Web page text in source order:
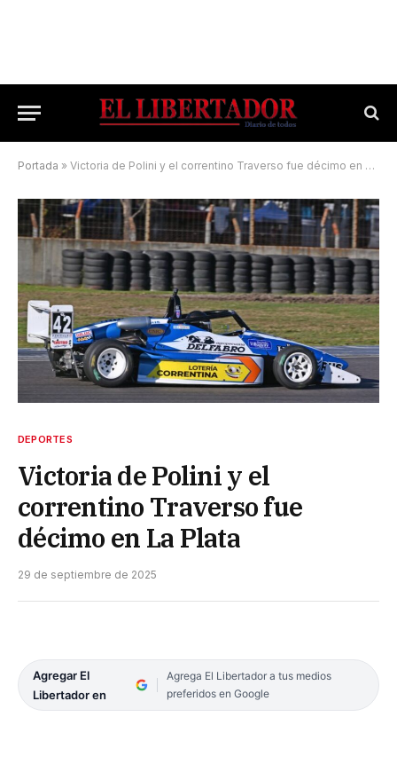
Portada » Victoria de Polini y el correntino Traverso fue décimo en La Plata
DEPORTES
Victoria de Polini y el
correntino Traverso fue
décimo en La Plata
29 de septiembre de 2025
Agregar El
Libertador en
Agrega El Libertador a tus medios
preferidos en Google